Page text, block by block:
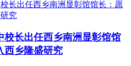
校长出任西乡南洲显彰馆馆
西乡隆盛研究